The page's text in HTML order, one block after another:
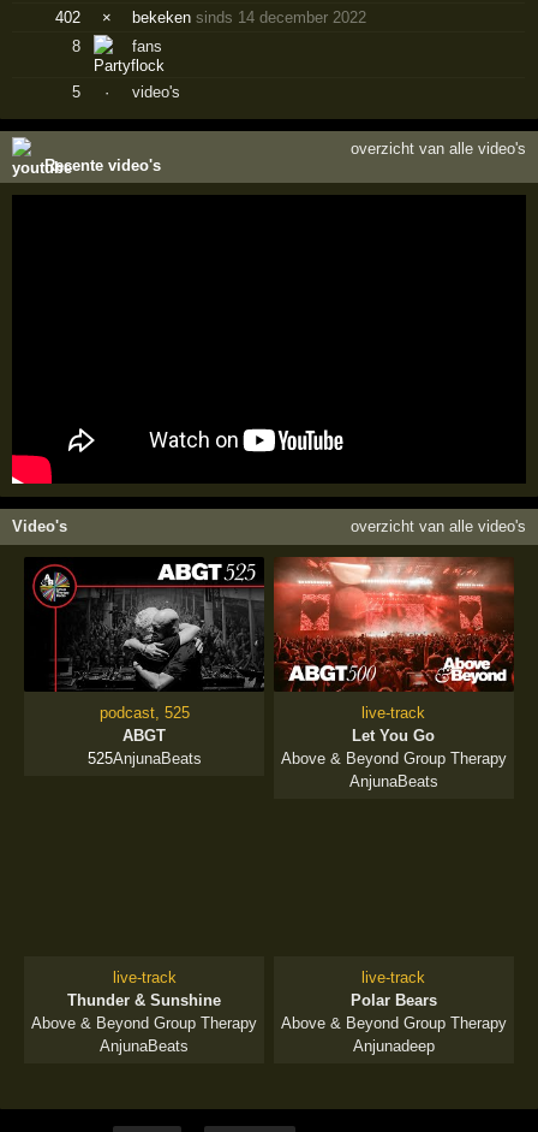
402
× bekekensinds 14 december 2022
8
fans
5 · video's
Recente video's
overzicht van alle video's
Video's overzicht van alle video's
podcast, 525
ABGT
525AnjunaBeats
live-track
Let You Go
Above & Beyond Group Therapy
AnjunaBeats
live-track
Thunder & Sunshine
Above & Beyond Group Therapy
AnjunaBeats
live-track
Polar Bears
Above & Beyond Group Therapy
Anjunadeep